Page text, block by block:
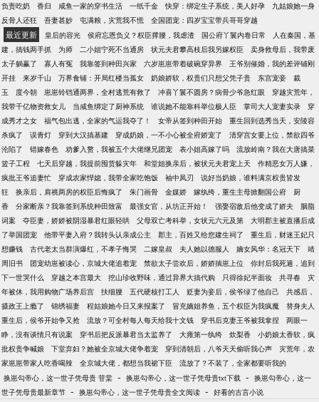
负责吃奶
香归 咸鱼一家的穿书生活 一纸千金 快穿：绑定生子系统，美人好孕
九姑娘她一身
反骨人还狂
吾妻甚妙 屯满粮，灾荒我不慌 全国团宠：四岁宝宝带兵哥哥穿越
最近更新 皇后的容光 侯府忘恩负义？权臣撑腰，我虐渣 国公府丫鬟内卷日常
人在秦国，基
建，搞钱两手抓
为师 二小姐宁死不当通房 状元夫君攀高枝后我另嫁权臣
卖身救母后，我带废
太子躺赢了
寡人有冤 我靠签到种田兴家 六岁崽崽带着破碗穿异界
王爷别催婚，我的差评铺刚
开挂
来岁千山 万界食铺：开局红楼当孤女 奶娘娇软，权贵们只想父凭子贵 东宫宠妾
裁
玉
度今朝 崽崽铃铛通两界，全村逃荒有救了 冲喜丫鬟不圆房？病骨少爷急红眼
穿越灾荒年，
我带千亿物资救女儿
当咸鱼绑定了厨神系统 谁说她不能靠科举位极人臣 掌司大人宠妻实录
穿
成秀才之女
福气包出逃，全家的气运我夺了！ 女帝从签到种田开始
重生回到选秀当天，安陵容
杀疯了
误青灯 穿到大汉搞基建 穿成奶娘，一不小心被全府娇宠了
清穿宫女要上位，禁欲四爷
沦陷了
错嫁春色 劝爹入赘，我被五个大佬继兄团宠 表小姐高嫁了吗
流放岭南？我在大唐搞菜
篮子工程
七天后穿越，我提前囤货躲灾年 和堂姐换亲后，被状元夫君宠上天
作精恶女万人嫌，
疯批王爷追妻忙
穿成农家悍媳，我带全家吃饱饭 袖中凤刃
说好当奶娘，谁料满京权贵皆发
狂
换亲后，肩祧两房的权臣后悔疯了 朱门画骨 金媒娇 嫁纨绔，重生主母掀翻国公府
厨
香
分家断亲？我靠签到系统种田致富 最强女官，从坊正开始！ 强娶宿敌后他变成了娇夫
胭脂
词案
夺臣妻，娇娇被阴湿暴君红眼轻哄 父母双亡考科举，女状元六元及第
大明郡主被直播后成
了举国团宠
他带平妻入府？我转头认亲成公主 郡主，百姓又给您建生祠了
重生后，财迷王妃只
想赚钱
古代老太当群演爆红，不孝子悔哭 二嫁皇叔 夫人她以德服人 嫡女风华：名冠天下
靖
周旧书
团宠幼崽被读心，京城大佬追着宠 禁欲太子尝欢后，娇娇揣崽上位
你封后我死遁，追到
下一世哭什么
穿越之本宫最大 挖山珍收野味，通过异界大搞代购 只得徐妃半面妆 共寻春
灾
年被休，我用购物广场养后宫
扶细腰 五代硬核打工人 贬妻为妾后，侯爷绿了他自己
共感后，
摄政王上瘾了
锦绣福妻 程姑娘她今日又来报案了 冒充嫡姐养鱼，五个权臣为我疯魔
替身夫人
重生后，侯爷开始争又抢
流放？可全村每人每天给我十文钱 穿书后克妻王爷被我拿捏
两眼一
睁，没有谈情只有说案
穿书后把反派暴君当太监养了 大雍第一纨绔 炊梨香
小奶娘太香软，疯
批权贵争喊娘
下堂弃妇？她被全京城大佬争着宠 穿到清朝后，八爷天天偷听我心声
灾荒年，农
家崽崽带家人吃香喝辣
全京城大佬，都想当我裙下臣
流放了？不装了，全家都要听我的
换崽勾帝心，这一世子凭母贵 苷棠 - 换崽勾帝心，这一世子凭母贵txt下载 - 换崽勾帝心，这一
世子凭母贵最新章节 - 换崽勾帝心，这一世子凭母贵全文阅读 - 好看的古言小说